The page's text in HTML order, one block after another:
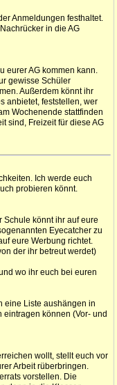
Anmeldungen festhaltet.
in die AG
eurer AG kommen kann.
gewisse Schüler
Außerdem könnt ihr
anbietet, feststellen, wer
Wochenende stattfinden
sind, Freizeit für diese AG
Ich werde euch
probieren könnt.
Schule könnt ihr auf eure
Eyecatcher zu
eure Werbung richtet.
der ihr betreut werdet)
wo ihr euch bei euren
eine Liste aushängen in
können (Vor- und
wollt, stellt euch vor
Arbeit rüberbringen.
vorstellen. Die